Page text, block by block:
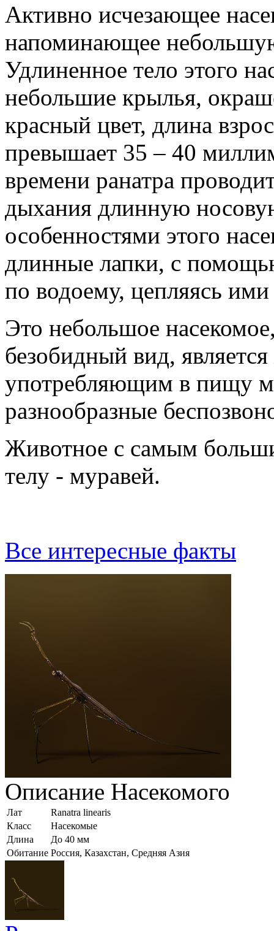
Активно исчезающее
напоминающее
Удлиненное тело этого
небольшие крылья,
красный цвет, длина
превышает 35 – 40
времени ранатра
дыхания длинную
особенностями этого
длинные лапки, с
по водоему, цепляясь
Это небольшое
безобидный вид,
употребляющим в пищу
разнообразные
Животное с самым
телy - мypавей.
Все интересные факты
Описание Насекомого
Лат
Ranatra linearis
Класс
Насекомые
Длина
До 40 мм
Обитание Россия, Казахстан, Средняя Азия